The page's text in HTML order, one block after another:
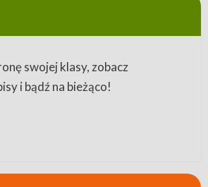
swojej klasy, zobacz
i bądź na bieżąco!